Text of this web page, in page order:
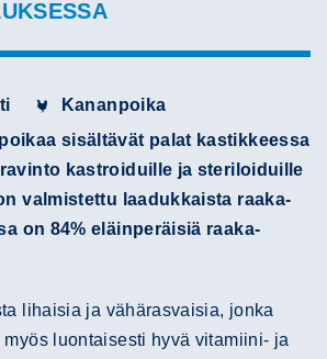
Kananpoika
sisältävät palat kastikkeessa
kastroiduille ja steriloiduille
valmistettu laadukkaista raaka-
on 84% eläinperäisiä raaka-
lihaisia ja vähärasvaisia, jonka
luontaisesti hyvä vitamiini- ja